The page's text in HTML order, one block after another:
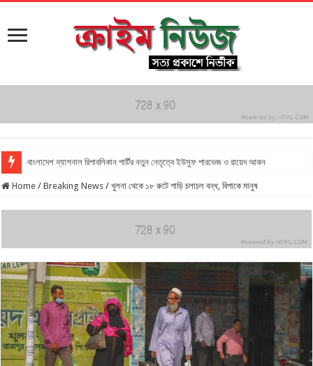
বাংলাদেশ ন্যাশনাল রিপাবলিকান পার্টির নতুন নেতৃত্বে ইউসুফ পারভেজ ও রায়েদ আকন
Home / Breaking News / খুলনা থেকে ১৮ রুটে গাড়ি চলাচল বন্ধ, বিপাকে মানুষ